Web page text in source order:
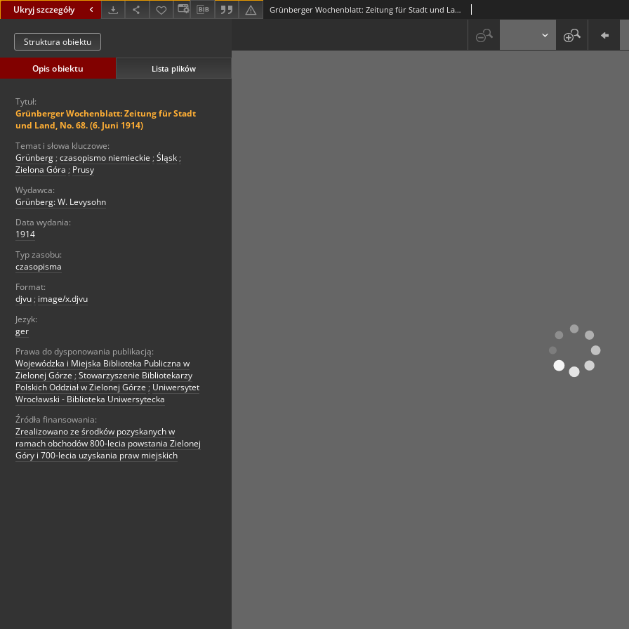
Ukryj szczegóły Grünberger Wochenblatt: Zeitung für Stadt und Land, No. 68. (6. Juni 1914)
Struktura obiektu
Opis obiektu Lista plików
Tytuł:
Grünberger Wochenblatt: Zeitung für Stadt
und Land, No. 68. (6. Juni 1914)
Temat i słowa kluczowe:
Grünberg ; czasopismo niemieckie ; Śląsk ;
Zielona Góra ; Prusy
Wydawca:
Grünberg: W. Levysohn
Data wydania:
1914
Typ zasobu:
czasopisma
Format:
djvu ; image/x.djvu
Jezyk:
ger
Prawa do dysponowania publikacją:
Wojewódzka i Miejska Biblioteka Publiczna w
Zielonej Górze ; Stowarzyszenie Bibliotekarzy
Polskich Oddział w Zielonej Górze ; Uniwersytet
Wrocławski - Biblioteka Uniwersytecka
Źródła finansowania:
Zrealizowano ze środków pozyskanych w
ramach obchodów 800-lecia powstania Zielonej
Góry i 700-lecia uzyskania praw miejskich